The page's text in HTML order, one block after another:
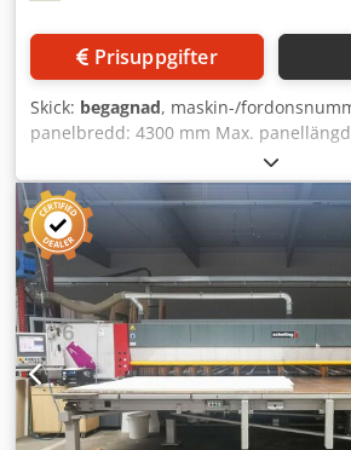
Prisuppgifter
Skick: begagnad, maskin-/
panelbredd: 4300 mm Max.
utskjut av huvudsågblad: 105 mm
Antal spännchuckar: 9 Roterande